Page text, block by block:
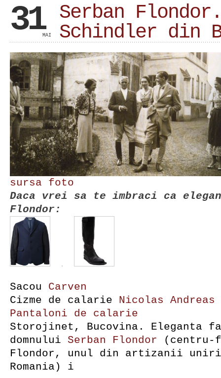
31MAI
Serban
Schindler din
sursa foto
Daca vrei sa te imbraci ca
Flondor:
Sacou Carven
Cizme de calarie
Nicolas
Pantaloni de calarie
Storojinet, Bucovina. Eleganta
domnului Serban Flondor
Flondor, unul din artizanii
Romania) i